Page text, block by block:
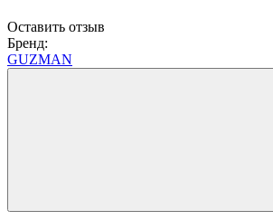
Оставить отзыв
Бренд:
GUZMAN